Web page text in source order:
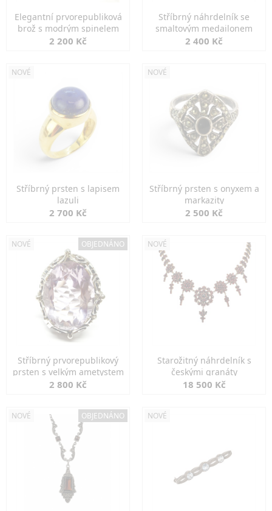
Elegantní prvorepubliková
brož s modrým spinelem
2 200 Kč
Stříbrný náhrdelník se
smaltovým medailonem
2 400 Kč
NOVÉ
Stříbrný prsten s lapisem
lazuli
2 700 Kč
NOVÉ
Stříbrný prsten s onyxem a
markazity
2 500 Kč
NOVÉ OBJEDNÁNO
Stříbrný prvorepublikový
prsten s velkým ametystem
2 800 Kč
NOVÉ
Starožitný náhrdelník s
českými granáty
18 500 Kč
NOVÉ OBJEDNÁNO NOVÉ